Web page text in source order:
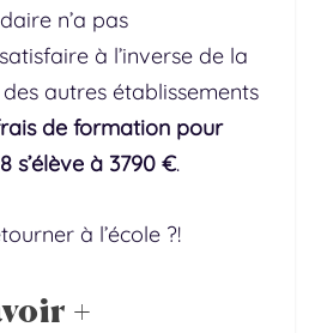
n’a pas
à l’inverse de la
autres établissements
de formation pour
s’élève à 3790 €.
à l’école ?!
+